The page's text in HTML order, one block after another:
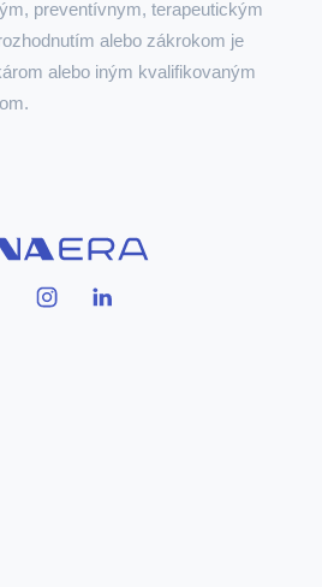
preventívnym, terapeutickým
alebo zákrokom je
alebo iným kvalifikovaným